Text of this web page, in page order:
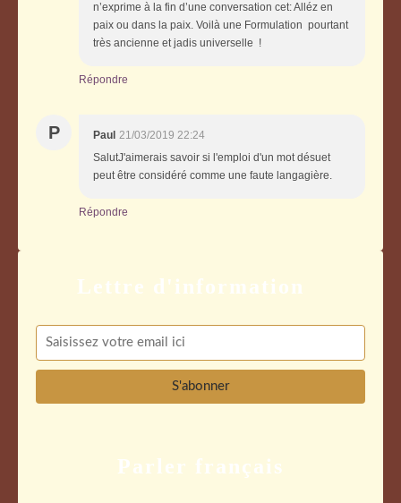
n’exprime à la fin d’une conversation cet: Alléz en
paix ou dans la paix. Voilà une Formulation pourtant
très ancienne et jadis universelle !
Répondre
P Paul 21/03/2019 22:24
SalutJ'aimerais savoir si l'emploi d'un mot désuet
peut être considéré comme une faute langagière.
Répondre
Parler français